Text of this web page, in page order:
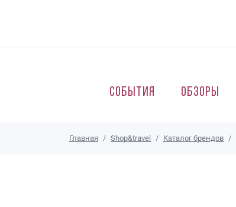
События Обзоры
Главная Shop&travel Каталог брендов